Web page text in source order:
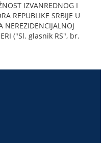
IZVANREDNOG I
REPUBLIKE SRBIJE U
("Sl. glasnik RS", br.